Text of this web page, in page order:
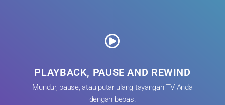
PLAYBACK, PAUSE AND REWIND
Mundur, pause, atau putar ulang tayangan TV Anda
dengan bebas.